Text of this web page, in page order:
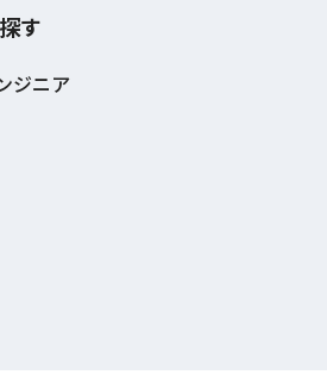
す
ジニア